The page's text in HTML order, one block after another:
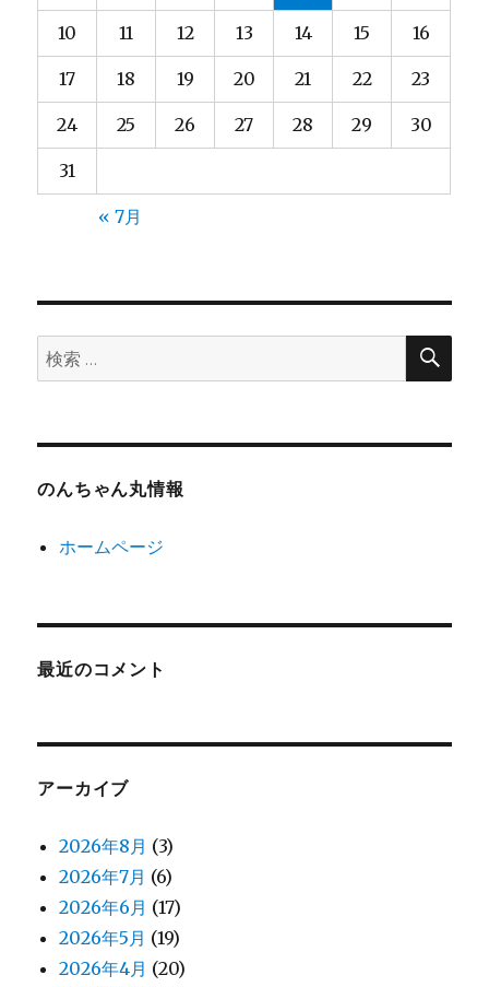
10 11 12 13 14 15 16
17 18 19 20 21 22 23
24 25 26 27 28 29 30
31
« 7月
検
索:
検
のんちゃん丸情報
ホームページ
最近のコメント
アーカイブ
2026年8月 (3)
2026年7月 (6)
2026年6月 (17)
2026年5月 (19)
2026年4月 (20)